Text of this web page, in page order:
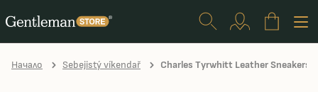
Начало Sebejistý víkendař Charles Tyrwhitt Leather Sneakers